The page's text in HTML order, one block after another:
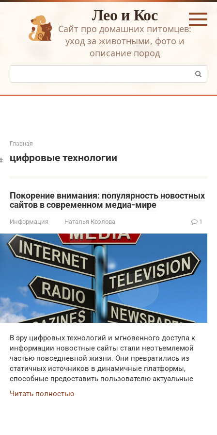
Перейти
Лео и Кос
Сайт про домашних питомцев:
уход за животными, фото и
описание пород
Поиск:
Главная
цифровые технологии
Покорение внимания: популярность новостных
сайтов в современном медиа-мире
Информация Наталья Козлова 1
В эру цифровых технологий и мгновенного доступа к
информации новостные сайты стали неотъемлемой
частью повседневной жизни. Они превратились из
статичных источников в динамичные платформы,
способные предоставить пользователю актуальные
Читать полностью